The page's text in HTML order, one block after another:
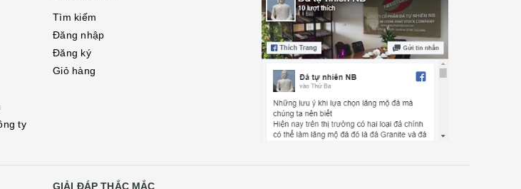
ty
Tìm kiếm
Đăng nhập
Đăng ký
Giỏ hàng
GIẢI ĐÁP THẮC MẮC